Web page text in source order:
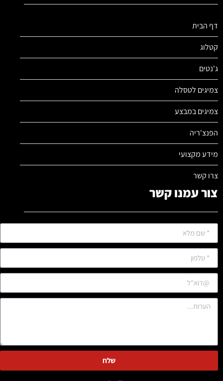
דף הבית
קטלוג
ג'נטים
צמיגים לטסלה
צמיגים במבצע
הפנצ'ריה
מידע מקצועי
צרו קשר
צור עמנו קשר
שלח